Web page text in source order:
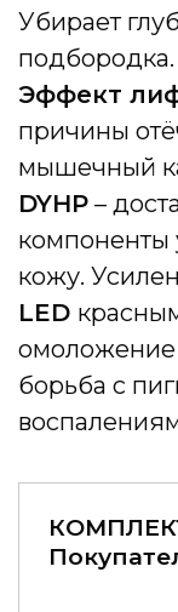
Убирает
Эффект
причины
мышечный
DYHP –
компоненты
кожу.
LED
омоложение
борьба с